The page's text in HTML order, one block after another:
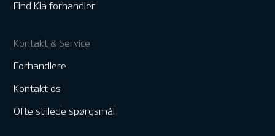
Find Kia forhandler
Kontakt & Service
Forhandlere
Kontakt os
Ofte stillede spørgsmål